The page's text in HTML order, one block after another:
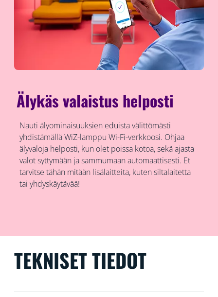
Älykäs valaistus helposti
Nauti älyominaisuuksien eduista välittömästi
yhdistämällä WiZ-lamppu Wi-Fi-verkkoosi. Ohjaa
älyvaloja helposti, kun olet poissa kotoa, sekä ajasta
valot syttymään ja sammumaan automaattisesti. Et
tarvitse tähän mitään lisälaitteita, kuten siltalaitetta
tai yhdyskäytävää!
TEKNISET TIEDOT